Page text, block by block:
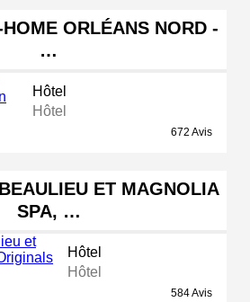
ORLÉANS NORD -
…
Hôtel
Hôtel
672 Avis
ET MAGNOLIA
SPA, …
Hôtel
Hôtel
584 Avis